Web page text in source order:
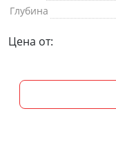
Глубина
Цена от: